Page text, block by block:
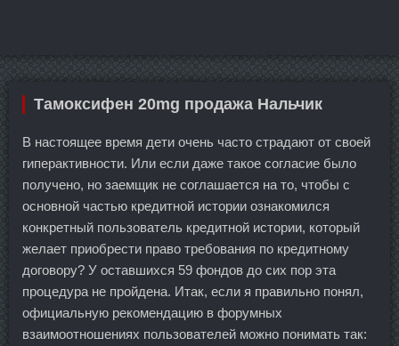
Тамоксифен 20mg продажа Нальчик
В настоящее время дети очень часто страдают от своей
гиперактивности. Или если даже такое согласие было
получено, но заемщик не соглашается на то, чтобы с
основной частью кредитной истории ознакомился
конкретный пользователь кредитной истории, который
желает приобрести право требования по кредитному
договору? У оставшихся 59 фондов до сих пор эта
процедура не пройдена. Итак, если я правильно понял,
официальную рекомендацию в форумных
взаимоотношениях пользователей можно понимать так: